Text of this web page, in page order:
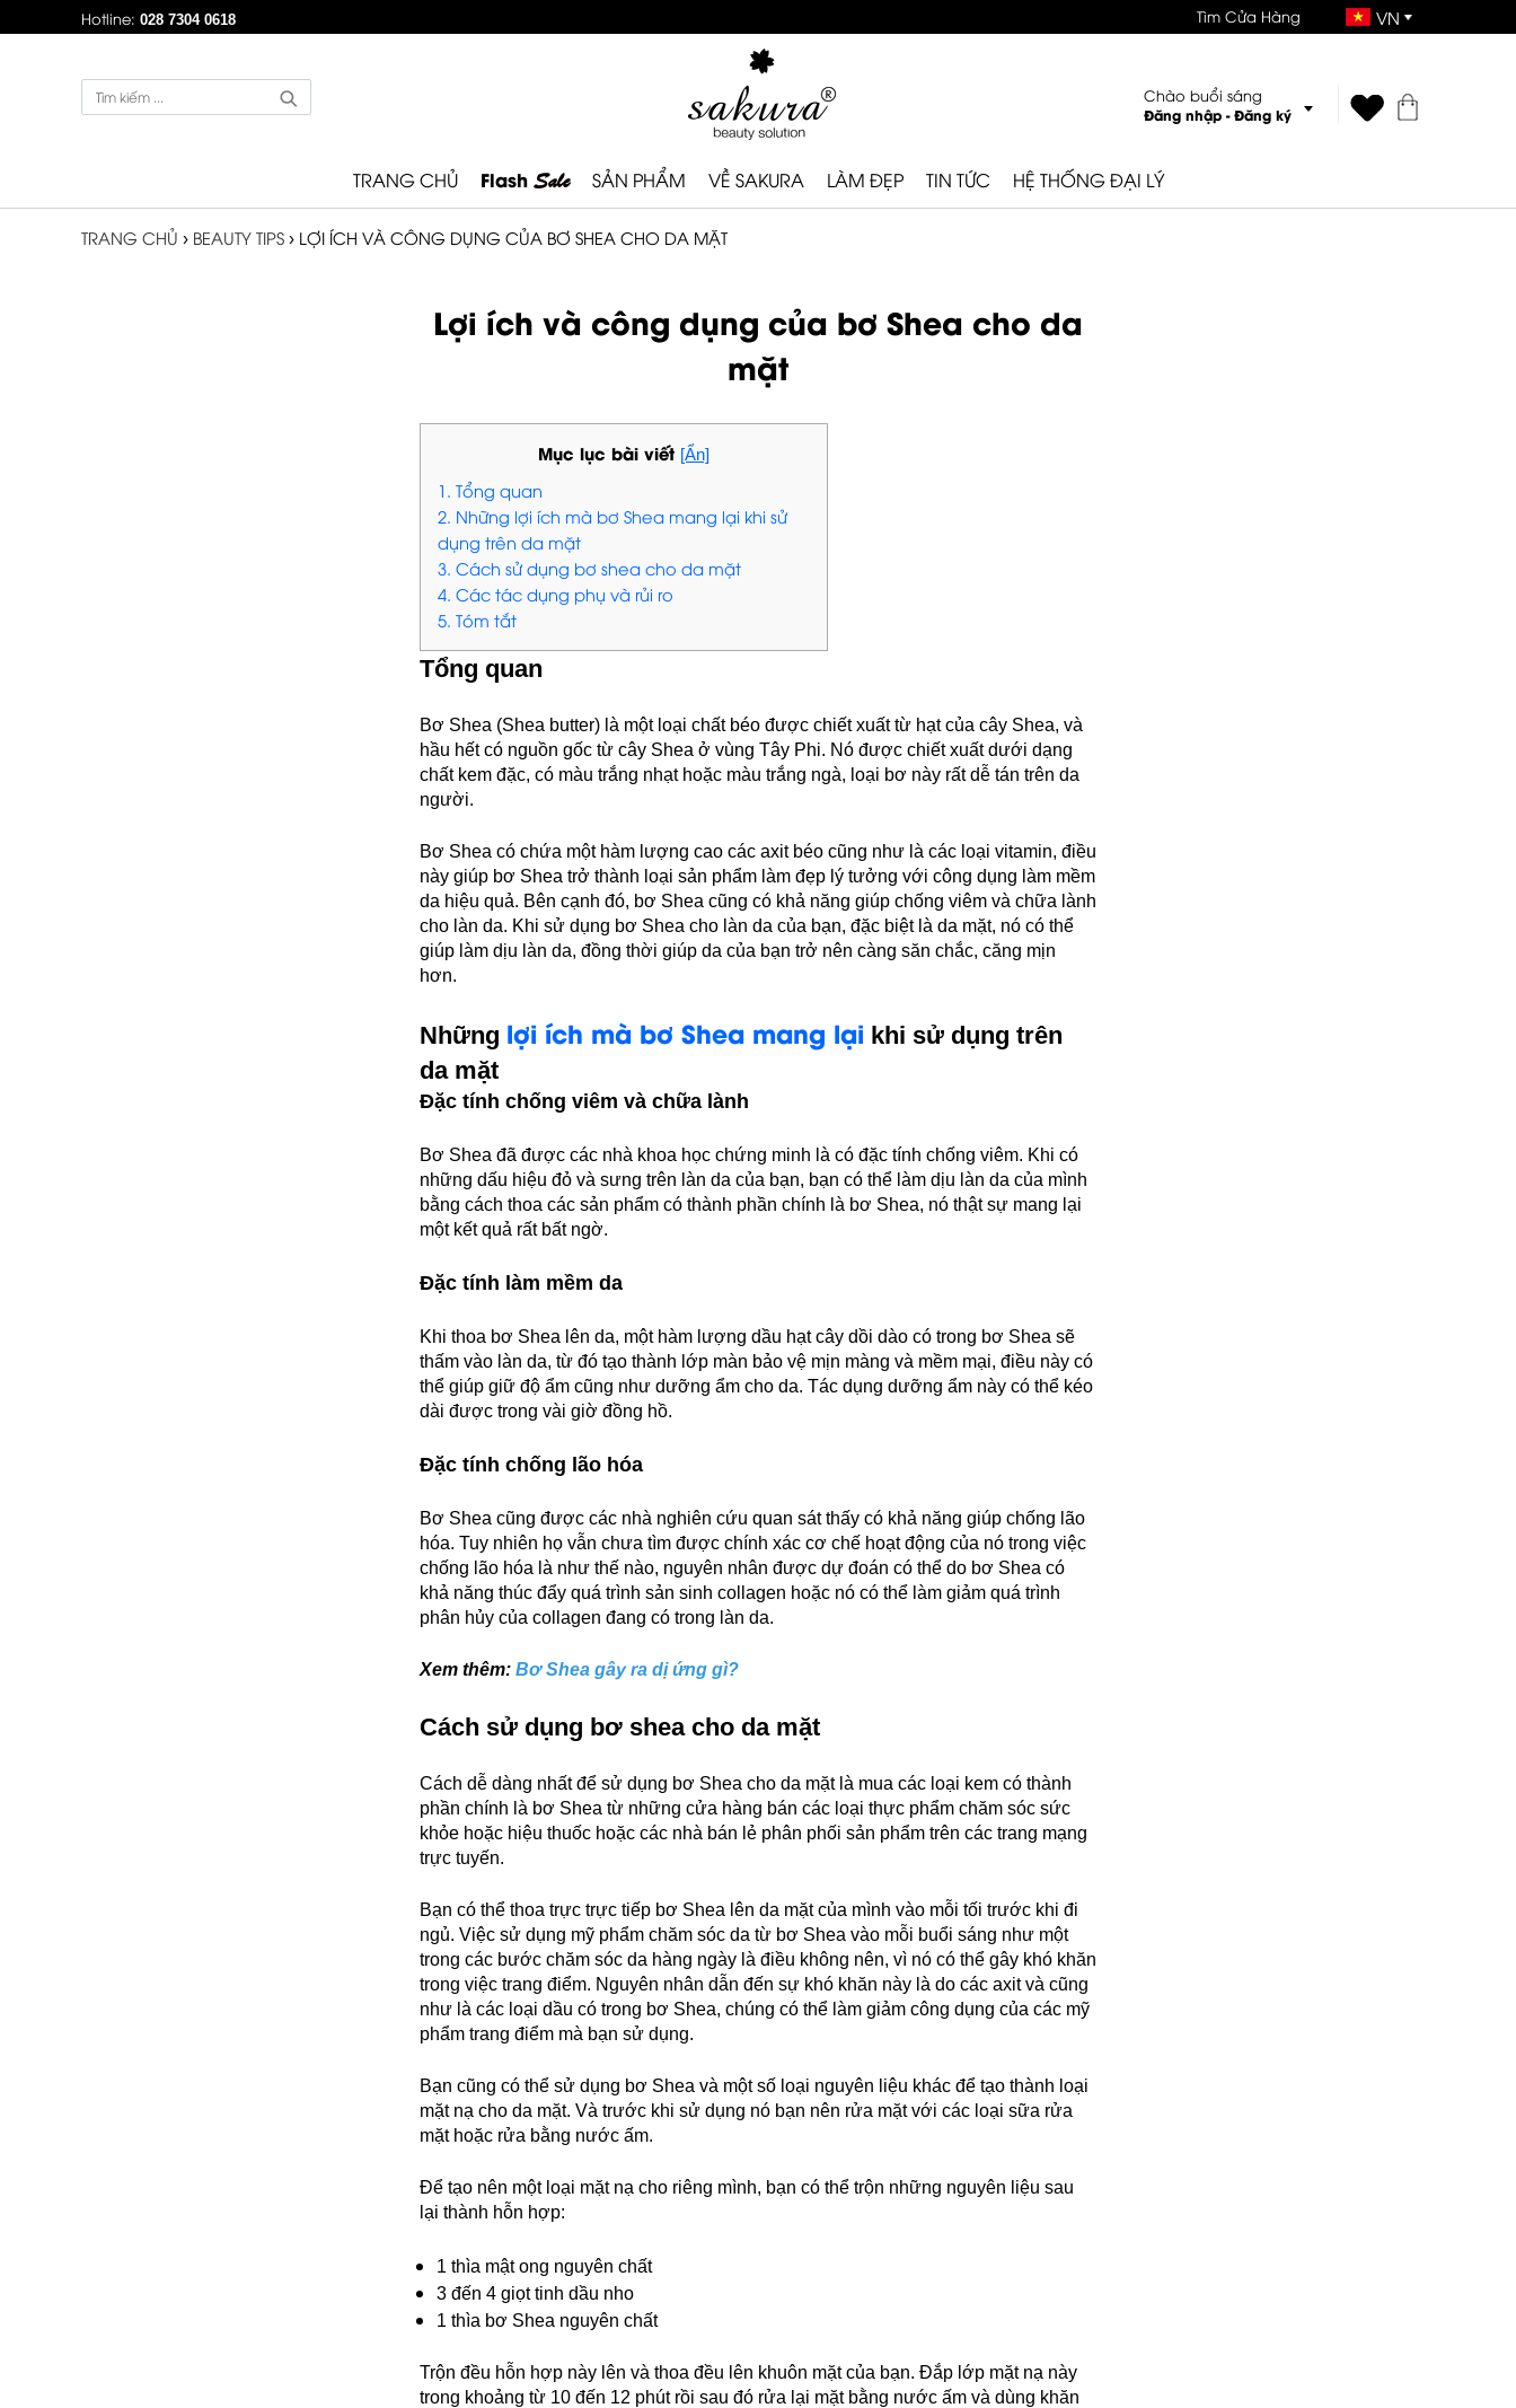
Hotline: 028 7304 0618 Tìm Cửa Hàng VN
Chào buổi sáng
Đăng nhập -Đăng ký
TRANG CHỦ Flash Sale SẢN PHẨM VỀ SAKURA LÀM ĐẸP TIN TỨC HỆ THỐNG ĐẠI LÝ
TRANG CHỦ › BEAUTY TIPS › LỢI ÍCH VÀ CÔNG DỤNG CỦA BƠ SHEA CHO DA MẶT
Lợi ích và công dụng của bơ Shea cho da
mặt
Mục lục bài viết [Ẩn]
1. Tổng quan
2. Những lợi ích mà bơ Shea mang lại khi sử
dụng trên da mặt
3. Cách sử dụng bơ shea cho da mặt
4. Các tác dụng phụ và rủi ro
5. Tóm tắt
Tổng quan
Bơ Shea (Shea butter) là một loại chất béo được chiết xuất từ hạt của cây Shea, và
hầu hết có nguồn gốc từ cây Shea ở vùng Tây Phi. Nó được chiết xuất dưới dạng
chất kem đặc, có màu trắng nhạt hoặc màu trắng ngà, loại bơ này rất dễ tán trên da
người.
Bơ Shea có chứa một hàm lượng cao các axit béo cũng như là các loại vitamin, điều
này giúp bơ Shea trở thành loại sản phẩm làm đẹp lý tưởng với công dụng làm mềm
da hiệu quả. Bên cạnh đó, bơ Shea cũng có khả năng giúp chống viêm và chữa lành
cho làn da. Khi sử dụng bơ Shea cho làn da của bạn, đặc biệt là da mặt, nó có thể
giúp làm dịu làn da, đồng thời giúp da của bạn trở nên càng săn chắc, căng mịn
hơn.
Những lợi ích mà bơ Shea mang lại khi sử dụng trên
da mặt
Đặc tính chống viêm và chữa lành
Bơ Shea đã được các nhà khoa học chứng minh là có đặc tính chống viêm. Khi có
những dấu hiệu đỏ và sưng trên làn da của bạn, bạn có thể làm dịu làn da của mình
bằng cách thoa các sản phẩm có thành phần chính là bơ Shea, nó thật sự mang lại
một kết quả rất bất ngờ.
Đặc tính làm mềm da
Khi thoa bơ Shea lên da, một hàm lượng dầu hạt cây dồi dào có trong bơ Shea sẽ
thấm vào làn da, từ đó tạo thành lớp màn bảo vệ mịn màng và mềm mại, điều này có
thể giúp giữ độ ẩm cũng như dưỡng ẩm cho da. Tác dụng dưỡng ẩm này có thể kéo
dài được trong vài giờ đồng hồ.
Đặc tính chống lão hóa
Bơ Shea cũng được các nhà nghiên cứu quan sát thấy có khả năng giúp chống lão
hóa. Tuy nhiên họ vẫn chưa tìm được chính xác cơ chế hoạt động của nó trong việc
chống lão hóa là như thế nào, nguyên nhân được dự đoán có thể do bơ Shea có
khả năng thúc đẩy quá trình sản sinh collagen hoặc nó có thể làm giảm quá trình
phân hủy của collagen đang có trong làn da.
Xem thêm: Bơ Shea gây ra dị ứng gì?
Cách sử dụng bơ shea cho da mặt
Cách dễ dàng nhất để sử dụng bơ Shea cho da mặt là mua các loại kem có thành
phần chính là bơ Shea từ những cửa hàng bán các loại thực phẩm chăm sóc sức
khỏe hoặc hiệu thuốc hoặc các nhà bán lẻ phân phối sản phẩm trên các trang mạng
trực tuyến.
Bạn có thể thoa trực trực tiếp bơ Shea lên da mặt của mình vào mỗi tối trước khi đi
ngủ. Việc sử dụng mỹ phẩm chăm sóc da từ bơ Shea vào mỗi buổi sáng như một
trong các bước chăm sóc da hàng ngày là điều không nên, vì nó có thể gây khó khăn
trong việc trang điểm. Nguyên nhân dẫn đến sự khó khăn này là do các axit và cũng
như là các loại dầu có trong bơ Shea, chúng có thể làm giảm công dụng của các mỹ
phẩm trang điểm mà bạn sử dụng.
Bạn cũng có thể sử dụng bơ Shea và một số loại nguyên liệu khác để tạo thành loại
mặt nạ cho da mặt. Và trước khi sử dụng nó bạn nên rửa mặt với các loại sữa rửa
mặt hoặc rửa bằng nước ấm.
Để tạo nên một loại mặt nạ cho riêng mình, bạn có thể trộn những nguyên liệu sau
lại thành hỗn hợp:
1 thìa mật ong nguyên chất
3 đến 4 giọt tinh dầu nho
1 thìa bơ Shea nguyên chất
Trộn đều hỗn hợp này lên và thoa đều lên khuôn mặt của bạn. Đắp lớp mặt nạ này
trong khoảng từ 10 đến 12 phút rồi sau đó rửa lại mặt bằng nước ấm và dùng khăn